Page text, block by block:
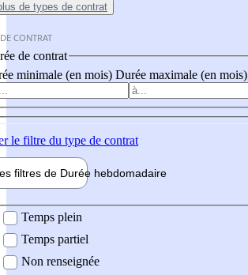
de types de contrat
CONTRAT
de contrat
minimale (en mois) Durée maximale (en mois)
le filtre du type de contrat
filtres de Durée hebdomadaire
Temps plein
Temps partiel
Non renseignée